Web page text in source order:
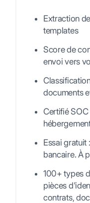
Extraction
templates
Score de
envoi vers
documents
Certifié SOC
Essai gratuit
bancaire. À
100+ types
pièces
contrats,